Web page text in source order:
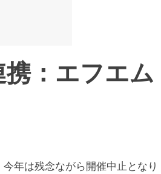
：エフエム
年は残念ながら開催中止となり